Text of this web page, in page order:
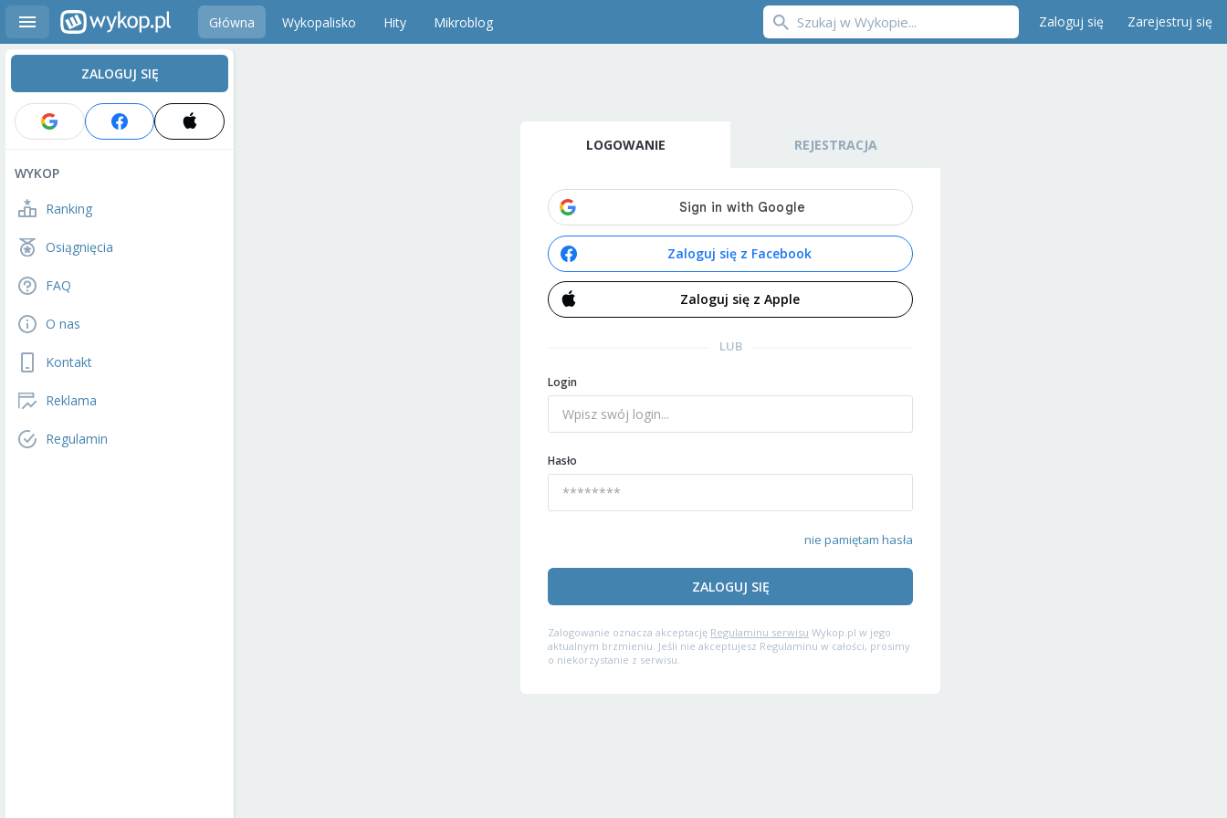
Główna Wykopalisko Hity Mikroblog Zaloguj się Zarejestruj się
ZALOGUJ SIĘ
WYKOP
Ranking
Osiągnięcia
FAQ
O nas
Kontakt
Reklama
Regulamin
LOGOWANIE REJESTRACJA
Zaloguj się z Facebook
Zaloguj się z Apple
LUB
Login
Hasło
nie pamiętam hasła
ZALOGUJ SIĘ
Zalogowanie oznacza akceptację Regulaminu serwisu Wykop.pl w jego
aktualnym brzmieniu. Jeśli nie akceptujesz Regulaminu w całości, prosimy
o niekorzystanie z serwisu.